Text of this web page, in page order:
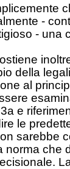
-
-
della
al
e
le
sarebbe
norma che